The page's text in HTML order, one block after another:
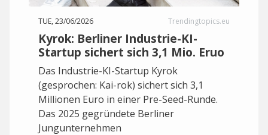
TUE, 23/06/2026 Trendingtopics.eu
Kyrok: Berliner Industrie-KI-
Startup sichert sich 3,1 Mio. Eruo
Das Industrie-KI-Startup Kyrok
(gesprochen: Kai-rok) sichert sich 3,1
Millionen Euro in einer Pre-Seed-Runde.
Das 2025 gegründete Berliner
Jungunternehmen